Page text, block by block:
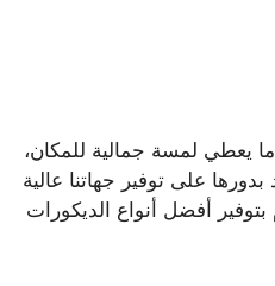
يعطي لمسة جمالية للمكان،
على توفير جهاتنا عالية
أفضل أنواع الديكورات